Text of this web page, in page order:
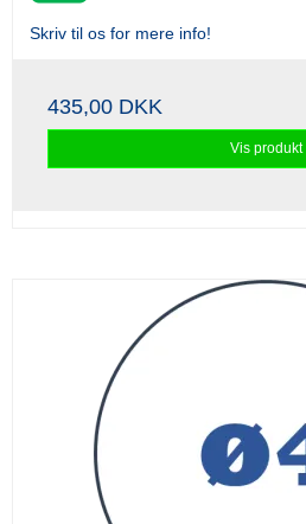
Skriv til os for mere info!
435,00 DKK
Vis produkt